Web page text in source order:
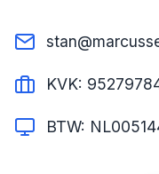
KVK:
BTW: